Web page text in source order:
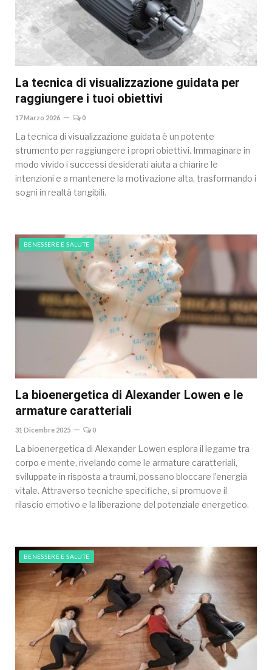
La tecnica di visualizzazione guidata per
raggiungere i tuoi obiettivi
17 Marzo 2026 0
La tecnica di visualizzazione guidata è un potente
strumento per raggiungere i propri obiettivi. Immaginare in
modo vivido i successi desiderati aiuta a chiarire le
intenzioni e a mantenere la motivazione alta, trasformando i
sogni in realtà tangibili.
BENESSERE E SALUTE
La bioenergetica di Alexander Lowen e le
armature caratteriali
31 Dicembre 2025 0
La bioenergetica di Alexander Lowen esplora il legame tra
corpo e mente, rivelando come le armature caratteriali,
sviluppate in risposta a traumi, possano bloccare l’energia
vitale. Attraverso tecniche specifiche, si promuove il
rilascio emotivo e la liberazione del potenziale energetico.
BENESSERE E SALUTE